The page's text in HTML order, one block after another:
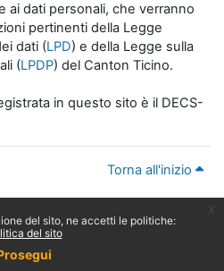
del sito, ne accetti le politiche:
del sito
ai dati personali, che verranno
pertinenti della Legge
dati (LPD) e della Legge sulla
(LPDP) del Canton Ticino.
in questo sito è il DECS-
Torna all'inizio